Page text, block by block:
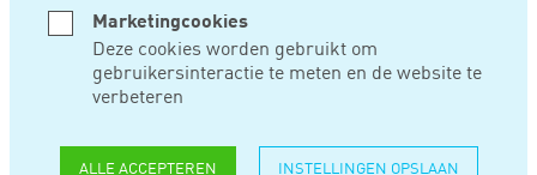
Marketingcookies
Deze cookies worden gebruikt om
gebruikersinteractie te meten en de website te
verbeteren
ALLE ACCEPTEREN INSTELLINGEN OPSLAAN
AANSPRAKELIJK
VOOR ONBETAALDE
PENSIOENPREMIE